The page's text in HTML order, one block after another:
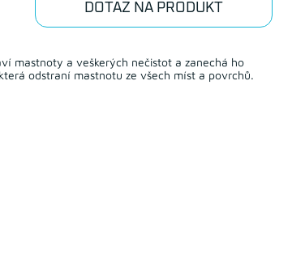
DOTAZ NA PRODUKT
mastnoty a veškerých nečistot a zanechá ho
odstraní mastnotu ze všech míst a povrchů.